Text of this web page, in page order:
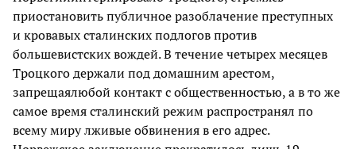
приостановить публичное разоблачение преступных
и кровавых сталинских подлогов против
большевистских вождей. В течение четырех месяцев
Троцкого держали под домашним арестом,
запрещаялюбой контакт с общественностью, а в то же
самое время сталинский режим распространял по
всему миру лживые обвинения в его адрес.